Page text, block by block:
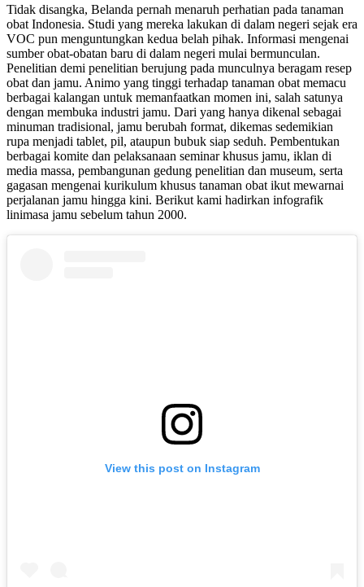
Tidak disangka, Belanda pernah menaruh perhatian pada tanaman
obat Indonesia. Studi yang mereka lakukan di dalam negeri sejak era
VOC pun menguntungkan kedua belah pihak. Informasi mengenai
sumber obat-obatan baru di dalam negeri mulai bermunculan.
Penelitian demi penelitian berujung pada munculnya beragam resep
obat dan jamu. Animo yang tinggi terhadap tanaman obat memacu
berbagai kalangan untuk memanfaatkan momen ini, salah satunya
dengan membuka industri jamu. Dari yang hanya dikenal sebagai
minuman tradisional, jamu berubah format, dikemas sedemikian
rupa menjadi tablet, pil, ataupun bubuk siap seduh. Pembentukan
berbagai komite dan pelaksanaan seminar khusus jamu, iklan di
media massa, pembangunan gedung penelitian dan museum, serta
gagasan mengenai kurikulum khusus tanaman obat ikut mewarnai
perjalanan jamu hingga kini. Berikut kami hadirkan infografik
linimasa jamu sebelum tahun 2000.
View this post on Instagram